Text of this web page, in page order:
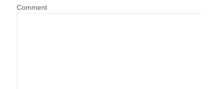
Comment